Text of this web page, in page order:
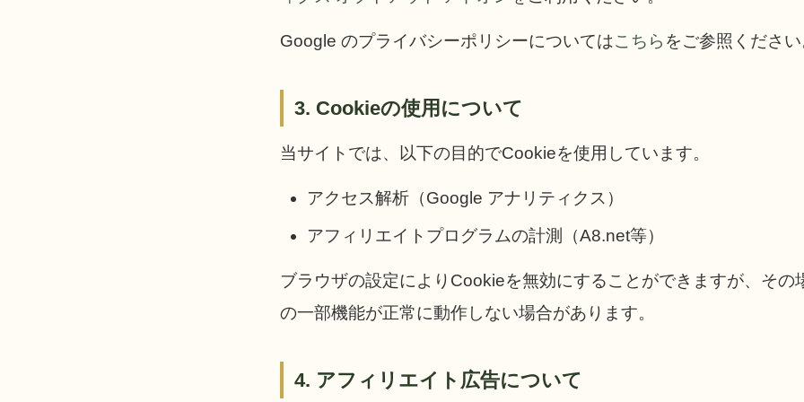
Google のプライバシーポリシーについてはこちら をご参照くださ
3. Cookieの使用について
当サイトでは、以下の目的でCookieを使用しています。
アクセス解析（Google アナリティクス）
アフィリエイトプログラムの計測（A8.net等）
ブラウザの設定によりCookieを無効にすることができますが、その
の一部機能が正常に動作しない場合があります。
4. アフィリエイト広告について